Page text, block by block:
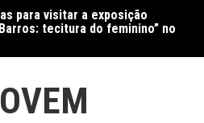
para visitar a exposição
tecitura do feminino” no
transforma beleza e